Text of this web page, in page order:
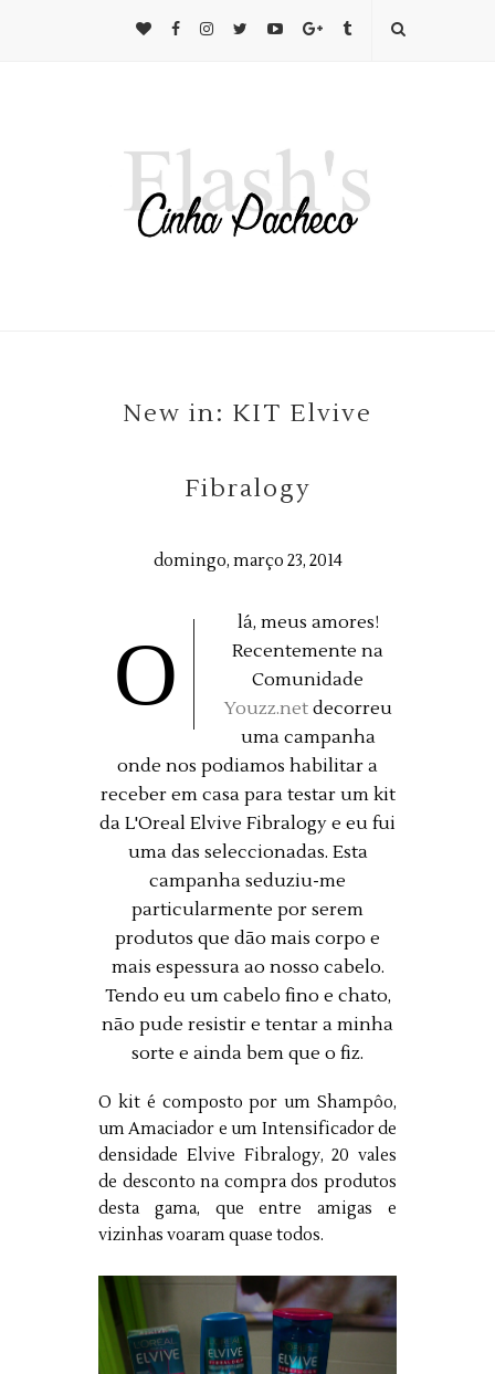
New in: KIT Elvive
Fibralogy
domingo, março 23, 2014
O
lá, meus amores!
Recentemente na
Comunidade
Youzz.netdecorreu
uma campanha
onde nos podiamos habilitar a
receber em casa para testar um kit
da L'Oreal Elvive Fibralogy e eu fui
uma das seleccionadas. Esta
campanha seduziu-me
particularmente por serem
produtos que dão mais corpo e
mais espessura ao nosso cabelo.
Tendo eu um cabelo fino e chato,
não pude resistir e tentar a minha
sorte e ainda bem que o fiz.
O kit é composto por um Shampôo,
um Amaciador e um Intensificador de
densidade Elvive Fibralogy, 20 vales
de desconto na compra dos produtos
desta gama, que entre amigas e
vizinhas voaram quase todos.